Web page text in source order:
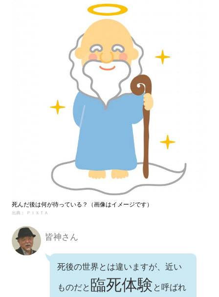
死んだ後は何が待っている？（画像はイメージです）
出典： ＰＩＸＴＡ
皆神さん
死後の世界とは違いますが、近い
ものだと 臨死体験 と呼ばれ